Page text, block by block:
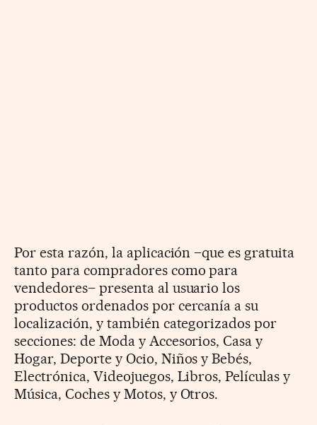
Por esta razón, la aplicación –que es gratuita
tanto para compradores como para
vendedores– presenta al usuario los
productos ordenados por cercanía a su
localización, y también categorizados por
secciones: de Moda y Accesorios, Casa y
Hogar, Deporte y Ocio, Niños y Bebés,
Electrónica, Videojuegos, Libros, Películas y
Música, Coches y Motos, y Otros.